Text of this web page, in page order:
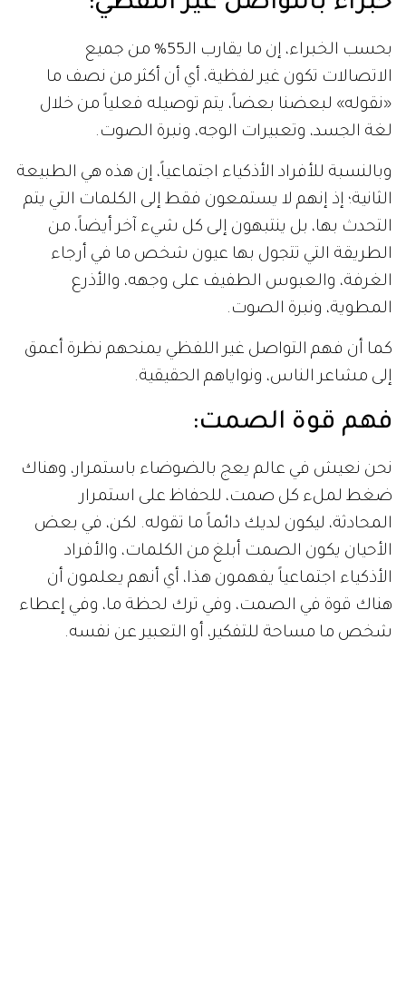
بحسب الخبراء، إن ما يقارب الـ55% من جميع
الاتصالات تكون غير لفظية، أي أن أكثر من نصف ما
«نقوله» لبعضنا بعضاً، يتم توصيله فعلياً من خلال
لغة الجسد، وتعبيرات الوجه، ونبرة الصوت.
وبالنسبة للأفراد الأذكياء اجتماعياً، إن هذه هي الطبيعة
الثانية؛ إذ إنهم لا يستمعون فقط إلى الكلمات التي يتم
التحدث بها، بل ينتبهون إلى كل شيء آخر أيضاً، من
الطريقة التي تتجول بها عيون شخص ما في أرجاء
الغرفة، والعبوس الطفيف على وجهه، والأذرع
المطوية، ونبرة الصوت.
كما أن فهم التواصل غير اللفظي يمنحهم نظرة أعمق
إلى مشاعر الناس، ونواياهم الحقيقية.
فهم قوة الصمت:
نحن نعيش في عالم يعج بالضوضاء باستمرار، وهناك
ضغط لملء كل صمت، للحفاظ على استمرار
المحادثة، ليكون لديك دائماً ما تقوله. لكن، في بعض
الأحيان يكون الصمت أبلغ من الكلمات، والأفراد
الأذكياء اجتماعياً يفهمون هذا، أي أنهم يعلمون أن
هناك قوة في الصمت، وفي ترك لحظة ما، وفي إعطاء
شخص ما مساحة للتفكير، أو التعبير عن نفسه.